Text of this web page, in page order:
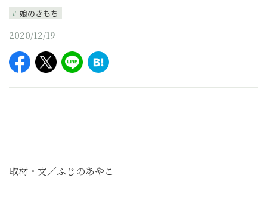
娘のきもち
2020/12/19
取材・文／ふじのあやこ